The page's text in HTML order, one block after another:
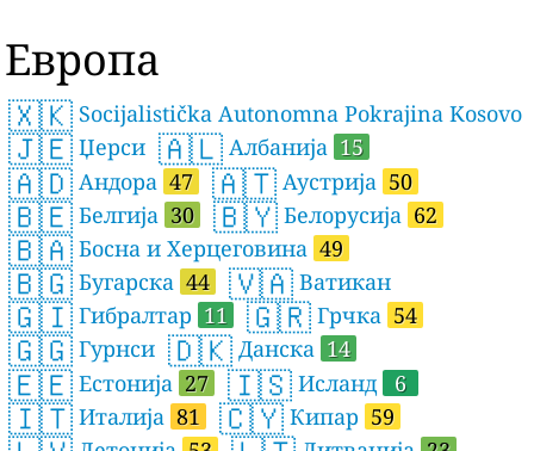
Европа
🇽🇰 Socijalistička Autonomna Pokrajina Kosovo
🇯🇪 Џерси 🇦🇱 Албанија 15
🇦🇩 Андора 47 🇦🇹 Аустрија 50
🇧🇪 Белгија 30 🇧🇾 Белорусија 62
🇧🇦 Босна и Херцеговина 49
🇧🇬 Бугарска 44 🇻🇦 Ватикан
🇬🇮 Гибралтар 11 🇬🇷 Грчка 54
🇬🇬 Гурнси 🇩🇰 Данска 14
🇪🇪 Естонија 27 🇮🇸 Исланд 6
🇮🇹 Италија 81 🇨🇾 Кипар 59